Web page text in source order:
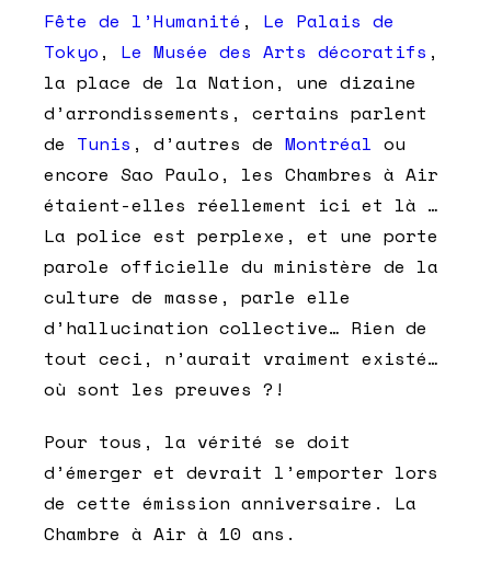
Fête de l’Humanité , Le Palais de
Tokyo , Le Musée des Arts décoratifs ,
la place de la Nation, une dizaine
d’arrondissements, certains parlent
de Tunis , d’autres de Montréal ou
encore Sao Paulo, les Chambres à Air
étaient-elles réellement ici et là …
La police est perplexe, et une porte
parole officielle du ministère de la
culture de masse, parle elle
d’hallucination collective… Rien de
tout ceci, n’aurait vraiment existé…
où sont les preuves ?!
Pour tous, la vérité se doit
d’émerger et devrait l’emporter lors
de cette émission anniversaire. La
Chambre à Air à 10 ans.